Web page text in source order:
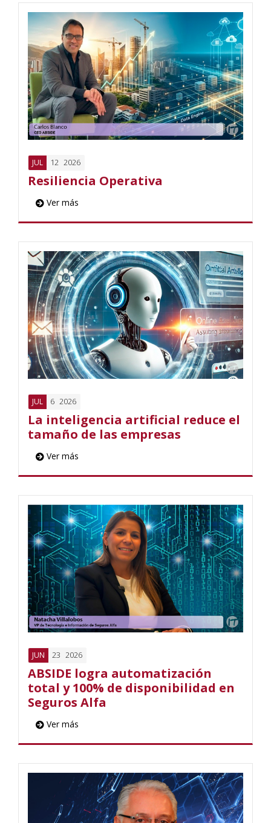
JUL 12 2026
Resiliencia Operativa
Ver más
JUL 6 2026
La inteligencia artificial reduce el
tamaño de las empresas
Ver más
JUN 23 2026
ABSIDE logra automatización
total y 100% de disponibilidad en
Seguros Alfa
Ver más